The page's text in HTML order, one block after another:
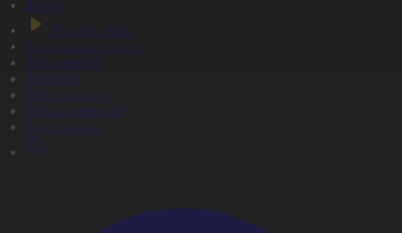
Басты
Тікелей эфир
Бағдарлама кестесі
Жаңалықтар
Жобалар
Телехикаялар
Мультсериалдар
Видеоархив